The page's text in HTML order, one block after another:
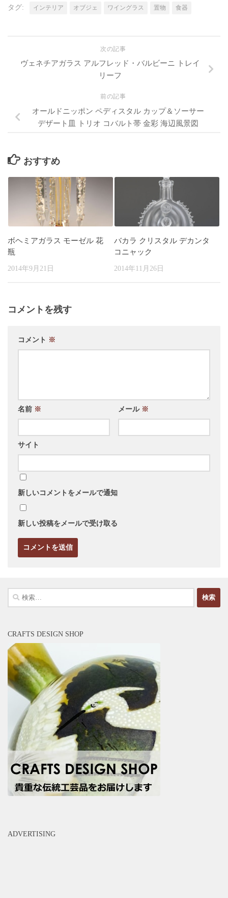
タグ: インテリア オブジェ ワイングラス 置物 食器
次の記事
ヴェネチアガラス アルフレッド・バルビーニ トレイ
リーフ
前の記事
オールドニッポン ペディスタル カップ＆ソーサー
デザート皿 トリオ コバルト帯 金彩 海辺風景図
おすすめ
ボヘミアガラス モーゼル 花
瓶
2014年9月21日
バカラ クリスタル デカンタ
コニャック
2014年11月26日
コメントを残す
コメント ※
名前 ※ メール ※
サイト
新しいコメントをメールで通知
新しい投稿をメールで受け取る
検
索:
CRAFTS DESIGN SHOP
ADVERTISING